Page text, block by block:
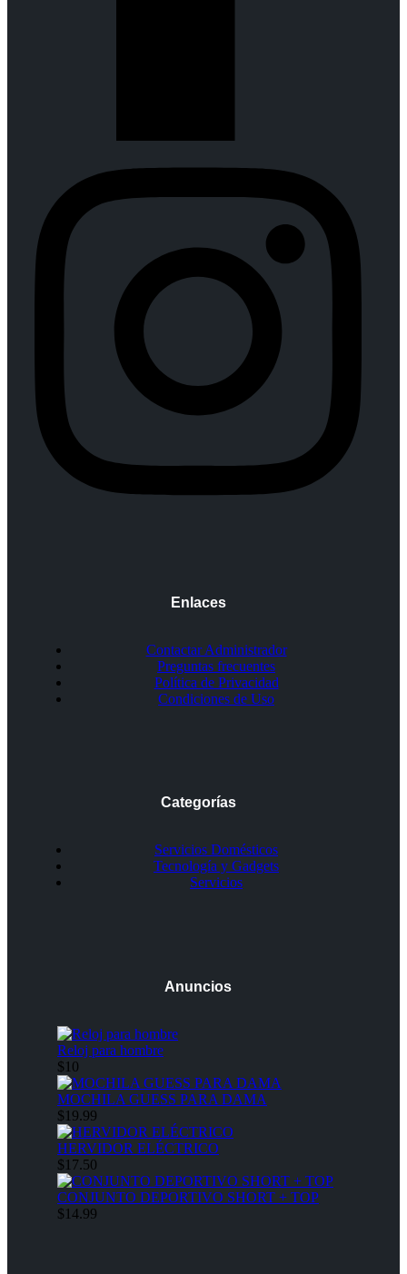
Enlaces
Contactar Administrador
Preguntas frecuentes
Política de Privacidad
Condiciones de Uso
Categorías
Servicios Domésticos
Tecnología y Gadgets
Servicios
Anuncios
Reloj para hombre
$10
MOCHILA GUESS PARA DAMA
$19.99
HERVIDOR ELÉCTRICO
$17.50
CONJUNTO DEPORTIVO SHORT + TOP
$14.99